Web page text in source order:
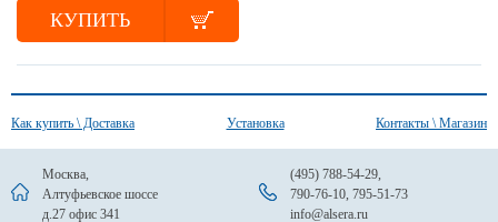
КУПИТЬ
Как купить \ Доставка Установка Контакты \ Магазин
Москва,
Алтуфьевское шоссе
д.27 офис 341
(495) 788-54-29,
790-76-10, 795-51-73
info@alsera.ru